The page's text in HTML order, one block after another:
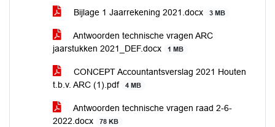
Bijlage 1 Jaarrekening 2021.docx 3 MB
Antwoorden technische vragen ARC
jaarstukken 2021_DEF.docx
1 MB
CONCEPT Accountantsverslag 2021 Houten
t.b.v. ARC (1).pdf
4 MB
Antwoorden technische vragen raad 2-6-
2022.docx
78 KB